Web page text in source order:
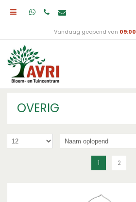
Vandaag geopend van 09:00
OVERIG
1 2